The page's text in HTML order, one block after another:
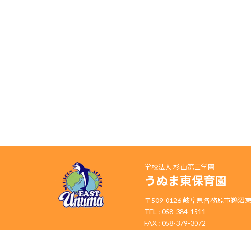
学校法人 杉山第三学園
うぬま東保育園
〒509-0126 岐阜県各務原市鵜沼
TEL : 058-384-1511
FAX : 058-379-3072